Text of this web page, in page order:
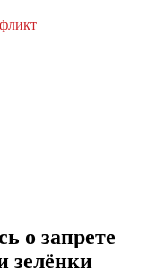
о запрете
зелёнки